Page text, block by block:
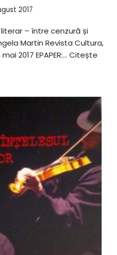
2017
literar – între cenzură și
Martin Revista Cultura,
2017 EPAPER:… Citește